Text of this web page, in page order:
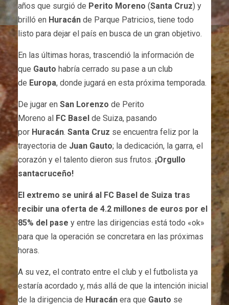
años que surgió de Perito Moreno (Santa Cruz) y
brilló en Huracán de Parque Patricios, tiene todo
listo para dejar el país en busca de un gran objetivo.
En las últimas horas, trascendió la información de
que Gauto habría cerrado su pase a un club
de Europa, donde jugará en esta próxima temporada.
De jugar en San Lorenzo de Perito
Moreno al FC Basel de Suiza, pasando
por Huracán. Santa Cruz se encuentra feliz por la
trayectoria de Juan Gauto; la dedicación, la garra, el
corazón y el talento dieron sus frutos. ¡Orgullo
santacruceño!
El extremo se unirá al FC Basel de Suiza tras
recibir una oferta de 4.2 millones de euros por el
85% del pase y entre las dirigencias está todo «ok»
para que la operación se concretara en las próximas
horas.
A su vez, el contrato entre el club y el futbolista ya
estaría acordado y, más allá de que la intención inicial
de la dirigencia de Huracán era que Gauto se